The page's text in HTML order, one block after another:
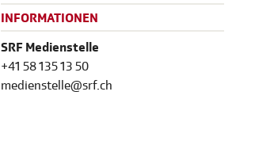
INFORMATIONEN
SRF Medienstelle
+41 58 135 13 50
medienstelle@srf.ch